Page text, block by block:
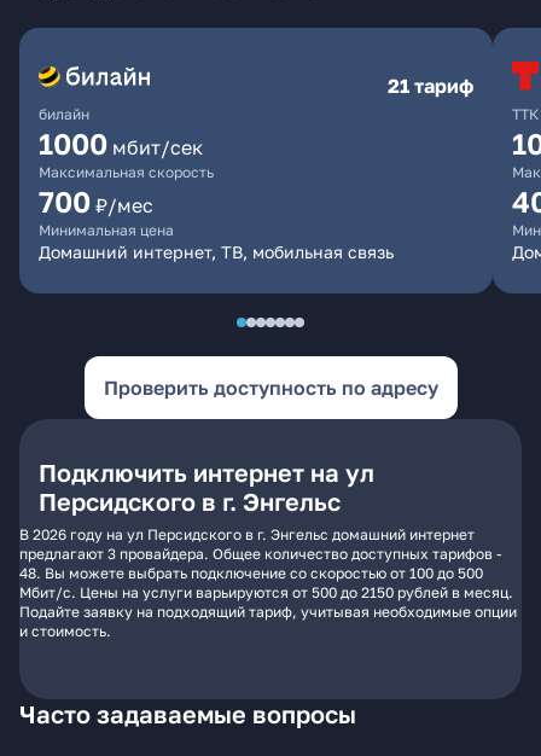
билайн
21 тариф
1000 мбит/сек
Максимальная скорость
700 ₽/мес
Минимальная цена
Домашний интернет, ТВ, мобильная связь
ТТК
Проверить доступность по адресу
Подключить интернет на ул
Персидского в г. Энгельс
В 2026 году на ул Персидского в г. Энгельс домашний интернет
предлагают 3 провайдера. Общее количество доступных тарифов -
48. Вы можете выбрать подключение со скоростью от 100 до 500
Мбит/с. Цены на услуги варьируются от 500 до 2150 рублей в месяц.
Подайте заявку на подходящий тариф, учитывая необходимые опции
и стоимость.
Часто задаваемые вопросы